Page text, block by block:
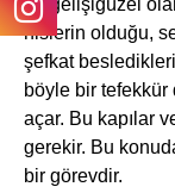
da gelişigüzel
hislerin olduğu,
şefkat
böyle bir tefekkür
açar. Bu kapılar
gerekir. Bu
bir görevdir.